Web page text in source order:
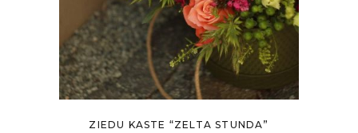
ZIEDU KASTE “ZELTA STUNDA”